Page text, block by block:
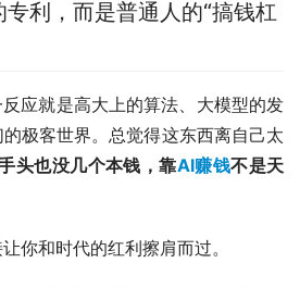
利，而是普通人的“搞钱杠
应就是高大上的算法、大模型的发
极客世界。总觉得这东西离自己太
头也没几个本钱，靠AI赚钱不是天
你和时代的红利擦肩而过。